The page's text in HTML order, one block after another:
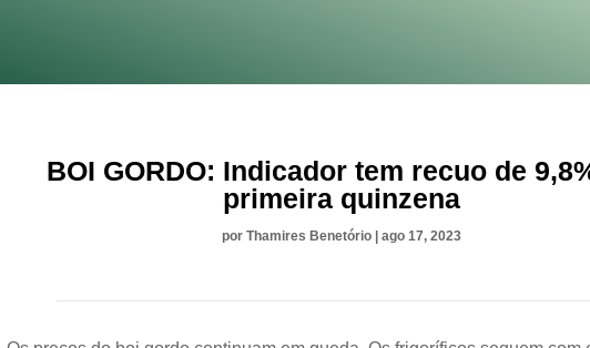
BOI GORDO: Indicador tem recuo de
primeira quinzena
por Thamires Benetório | ago 17, 2023